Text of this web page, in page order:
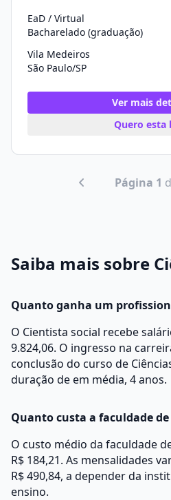
EaD / Virtual
Bacharelado (graduação)
Vila Medeiros
São Paulo/SP
Ver mais
Quero esta
Página 1
Saiba mais sobre
Quanto ganha um
O Cientista social recebe
9.824,06. O ingresso na
conclusão do curso de
duração de em média, 4 anos.
Quanto custa a faculdade de
O custo médio da faculdade
R$ 184,21. As mensalidades
R$ 490,84, a depender da
ensino.